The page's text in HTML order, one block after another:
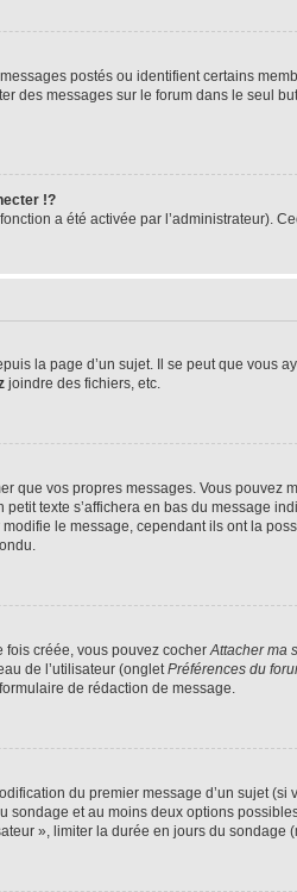
postés ou identifient certains
des messages sur le forum dans le
!?
a été activée par l’administrateur).
la page d’un sujet. Il se peut que
joindre des fichiers, etc.
que vos propres messages. Vous
texte s’affichera en bas du message
le message, cependant ils ont la
fois créée, vous pouvez cocherAttacher ma
de l’utilisateur (ongletPréférences du
de rédaction de message.
du premier message d’un sujet
sondage et au moins deux options
», limiter la durée en jours du